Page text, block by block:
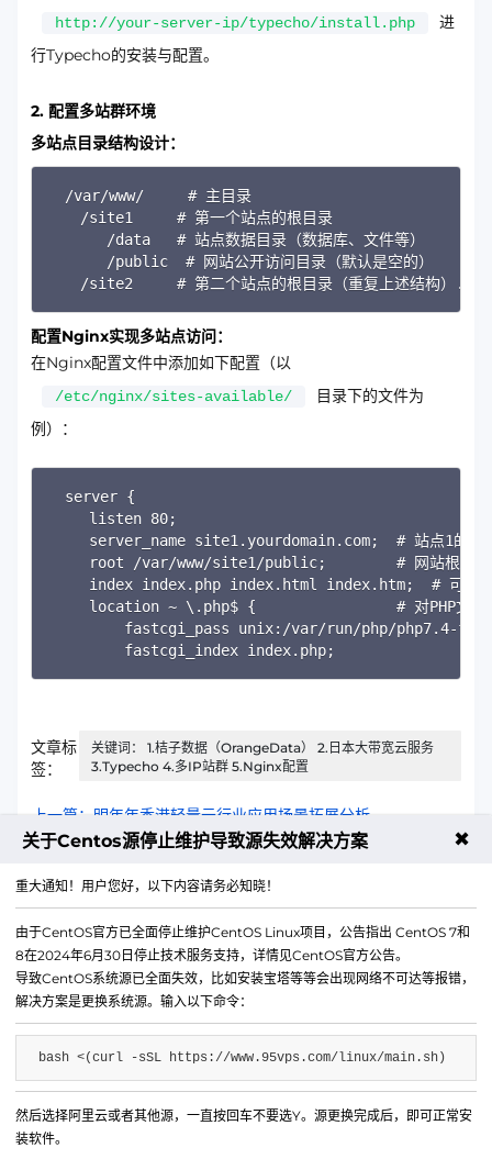
http://your-server-ip/typecho/install.php
进
行Typecho的安装与配置。
2. 配置多站群环境
多站点目录结构设计：
/var/www/     # 主目录
   /site1     # 第一个站点的根目录
      /data   # 站点数据目录（数据库、文件等）
      /public  # 网站公开访问目录（默认是空的）
/site2     # 第二个站点的根目录（重复上述结构）...
配置Nginx实现多站点访问：
在Nginx配置文件中添加如下配置（以
/etc/nginx/sites-available/
目录下的文件为
例）：
server {
    listen 80;
server_name site1.yourdomain.com;  # 站点1的域
root /var/www/site1/public;        # 网站根目录
index index.php index.html index.htm;  # 可选设
location ~ \.php$ {                # 对PHP文件
fastcgi_pass unix:/var/run/php/php7.4-
fastcgi_index index.php;
文章标
签：
关键词： 1.桔子数据（OrangeData） 2.日本大带宽云服务
3.Typecho 4.多IP站群 5.Nginx配置
上一篇：明年年香港轻量云行业应用场景拓展分析
微信公众号
关于Centos源停止维护导致源失效解决方案 ✖
重大通知！用户您好，以下内容请务必知晓！
由于CentOS官方已全面停止维护CentOS Linux项目，公告指出 CentOS 7和
8在2024年6月30日停止技术服务支持，详情见CentOS官方公告。
导致CentOS系统源已全面失效，比如安装宝塔等等会出现网络不可达等报错，
解决方案是更换系统源。输入以下命令：
bash <(curl -sSL https://www.95vps.com/linux/main.sh)
然后选择阿里云或者其他源，一直按回车不要选Y。源更换完成后，即可正常安
装软件。